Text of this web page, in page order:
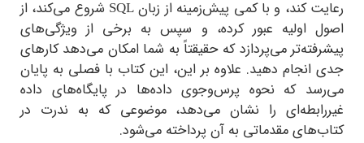
کند، و با کمی پیش‌زمینه از زبانSQLشروع می‌کند، از
اولیه عبور کرده، و سپس به برخی از ویژگی‌های
می‌پردازد که حقیقتاً به شما امکان می‌دهد کارهای
دهید. علاوه بر این، این کتاب با فصلی به پایان
که نحوه پرس‌وجوی داده‌ها در پایگاه‌های داده
را نشان می‌دهد، موضوعی که به ندرت در
مقدماتی به آن پرداخته می‌شود.